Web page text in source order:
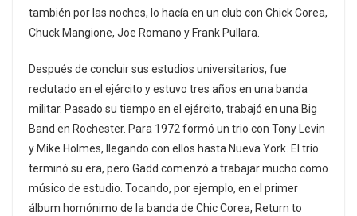
también por las noches, lo hacía en un club con Chick Corea,
Chuck Mangione, Joe Romano y Frank Pullara.
Después de concluir sus estudios universitarios, fue
reclutado en el ejército y estuvo tres años en una banda
militar. Pasado su tiempo en el ejército, trabajó en una Big
Band en Rochester. Para 1972 formó un trio con Tony Levin
y Mike Holmes, llegando con ellos hasta Nueva York. El trio
terminó su era, pero Gadd comenzó a trabajar mucho como
músico de estudio. Tocando, por ejemplo, en el primer
álbum homónimo de la banda de Chic Corea, Return to